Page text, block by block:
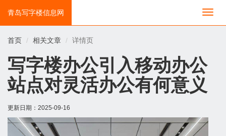
切
青岛写字楼信息网
首页 相关文章 详情页
写字楼办公引入移动办公
站点对灵活办公有何意义
更新日期： 2025-09-16